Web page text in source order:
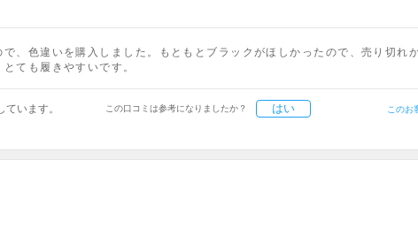
、色違いを購入しました。もともとブラックがほしかったので、売り切れ
ても履きやすいです。
この口コミは参考になりましたか？ はい
います。 このお